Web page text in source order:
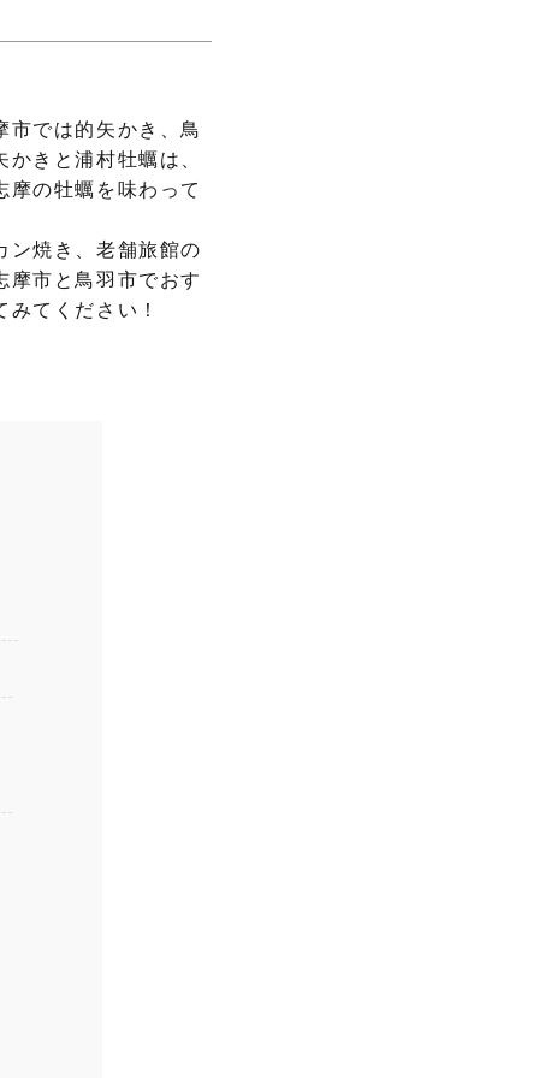
市では的矢かき、鳥
きと浦村牡蠣は、
摩の牡蠣を味わって
ン焼き、老舗旅館の
摩市と鳥羽市でおす
てください！